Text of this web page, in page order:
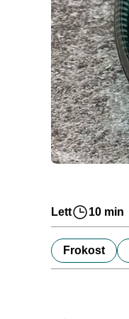
Lett 10 min
Frokost